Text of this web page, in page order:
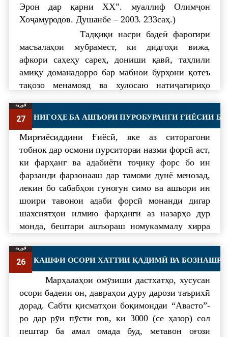
Эрон дар қарни ХХ”. муаллиф Олимҷон
Хоҷамуродов. Душанбе – 2003. 233саҳ.)
Тадқиқи насри бадеӣ фарогири
масъалаҳои мубрамест, ки дидгоҳи вижа,
афкори саҳеҳу сареҳ, дониши қавӣ, таҳлили
амиқу доманадорро бар мабнои бурҳони қотеъ
тақозо менамояд ва хулосаю натиҷагириҳо
адабиётшиносӣ мегарданд. Гузашта аз ин
афкори рангине, ки дар раванди таҳқиқ дастрас
мегардад, солиёни зиёд ва ҳатто қарнҳо дар
хидмати пажӯҳишгарони соҳа қарор мегиранд,
ҳамчун сарчашмаи муҳимми илмӣ ҷиҳати
баҳрабардорӣ аз таҳқиқоти мамлу аз гавҳари
маонӣ.
Дар ростои арзи матлаби фавқ, ба гунаи
намуна метавон тадқиқоти гаронарзиши
доктори илмҳои филологӣ, профессор Олимҷон
форсии Эрон дар қарни ХХ” – ро мавриди
таваҷҷуҳ қарор дод.
Дастгоҳи маърифати донишманди
мутҳарам мазмунеро перомуни масоили насри
зеҳнгароии форсӣ дар ихтиёри аҳли завқ
вомегузорад, ки саршор аз ақоиди нобу фикри
тару тозаанд.
27
فوریه
НИГОҲЕ БА АШЪОРИ ПУРОБУРАНГИ ҒИЁСИИ
Мирғиёсиддини Ғиёсӣ, яке аз ситорагони
тобнок дар осмони пурситораи назми форсӣ аст,
ки фарҳанг ва адабиёти тоҷику форс бо ин
фарзанди фарзонааш дар тамоми дунё менозад,
лекин бо сабабҳои гуногун симо ва ашъори ин
шоири тавонои адаби форсӣ монанди дигар
шахсиятҳои илмию фарҳангӣ аз назарҳо дур
монда, бештари ашъораш номукаммалу хирра
маврид аст, ки дар бораи ҳаёт ва фаъолияти
шоир дар адабиёти илмӣ маълумоти ночиз ва
ниҳоят мухтасар мавҷуд буда, барои пурра
маълумот додан дар бораи зиндагиномаи шоир
имкониятҳои пурра дода наметавонад. Ҳатто
дар «Девон»-и шоир ҳам дар борааш чизе гуфта
нашудааст.
26
فوریه
КАШФИ ОСОРИ ХАТТИИ
Марҳалаҳои омӯзиши дастхатҳо, хусусан
осори бадеии он, давраҳои дуру дарози таърихӣ
дорад. Сабти қисматҳои боқимондаи “Авасто”-
ро дар рӯи пӯсти гов, ки 3000 (се ҳазор) сол
пештар ба амал омада буд, метавон оғози